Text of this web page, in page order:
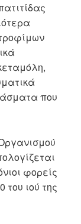
που
φορείς
του ιού της